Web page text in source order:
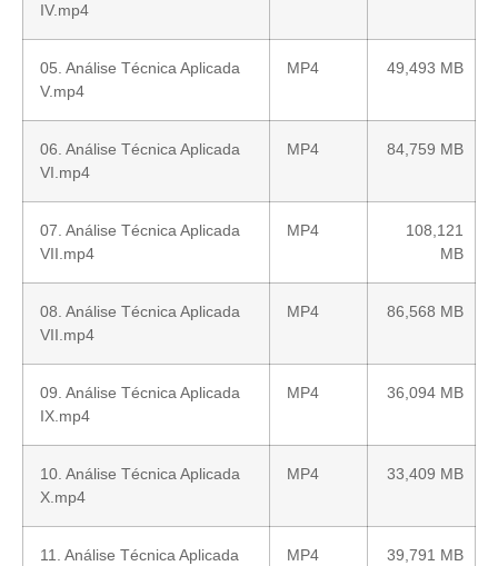
IV.mp4
05. Análise Técnica Aplicada
V.mp4
MP4 49,493 MB
06. Análise Técnica Aplicada
VI.mp4
MP4 84,759 MB
07. Análise Técnica Aplicada
VII.mp4
MP4
108,121
MB
08. Análise Técnica Aplicada
VII.mp4
MP4 86,568 MB
09. Análise Técnica Aplicada
IX.mp4
MP4 36,094 MB
10. Análise Técnica Aplicada
X.mp4
MP4 33,409 MB
11. Análise Técnica Aplicada
MP4 39,791 MB